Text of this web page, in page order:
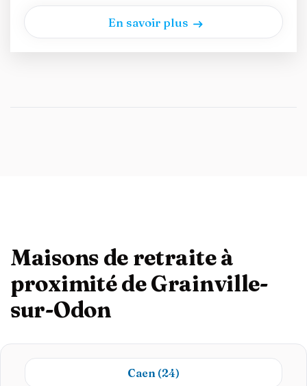
En savoir plus
Maisons de retraite à
proximité de Grainville-
sur-Odon
Caen (24)